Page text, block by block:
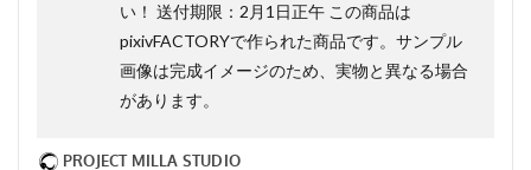
い！ 送付期限：2月1日正午 この商品は
pixivFACTORYで作られた商品です。サンプル
画像は完成イメージのため、実物と異なる場合
があります。